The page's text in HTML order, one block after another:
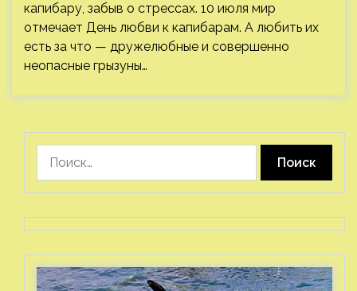
капибару, забыв о стрессах. 10 июля мир
отмечает День любви к капибарам. А любить их
есть за что — дружелюбные и совершенно
неопасные грызуны…